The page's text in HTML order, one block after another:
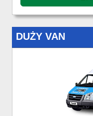
DUŻY VAN